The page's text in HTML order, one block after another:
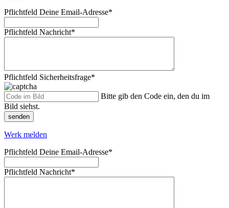
Pflichtfeld Deine Email-Adresse*
Pflichtfeld Nachricht*
Pflichtfeld Sicherheitsfrage*
Bitte gib den Code ein, den du im
Bild siehst.
senden
Werk melden
Pflichtfeld Deine Email-Adresse*
Pflichtfeld Nachricht*